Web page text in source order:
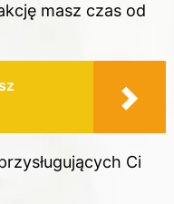
masz czas od
Ci